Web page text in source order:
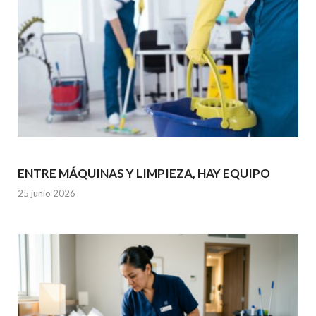
ENTRE MÁQUINAS Y LIMPIEZA, HAY EQUIPO
25 junio 2026